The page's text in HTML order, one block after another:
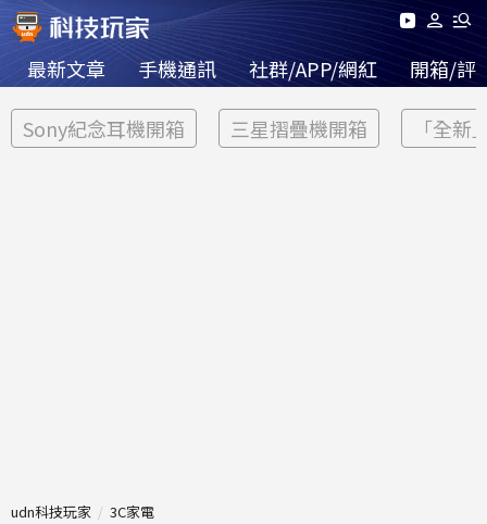
最新文章 手機通訊 社群/APP/網紅 開箱/評
Sony紀念耳機開箱 三星摺疊機開箱 「全新
udn科技玩家 3C家電